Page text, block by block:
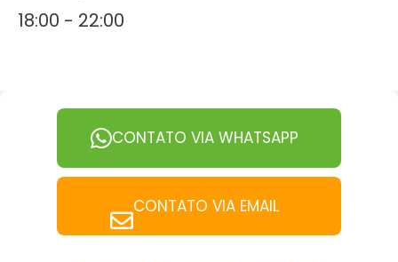
18:00 - 22:00
CONTATO VIA WHATSAPP
CONTATO VIA EMAIL